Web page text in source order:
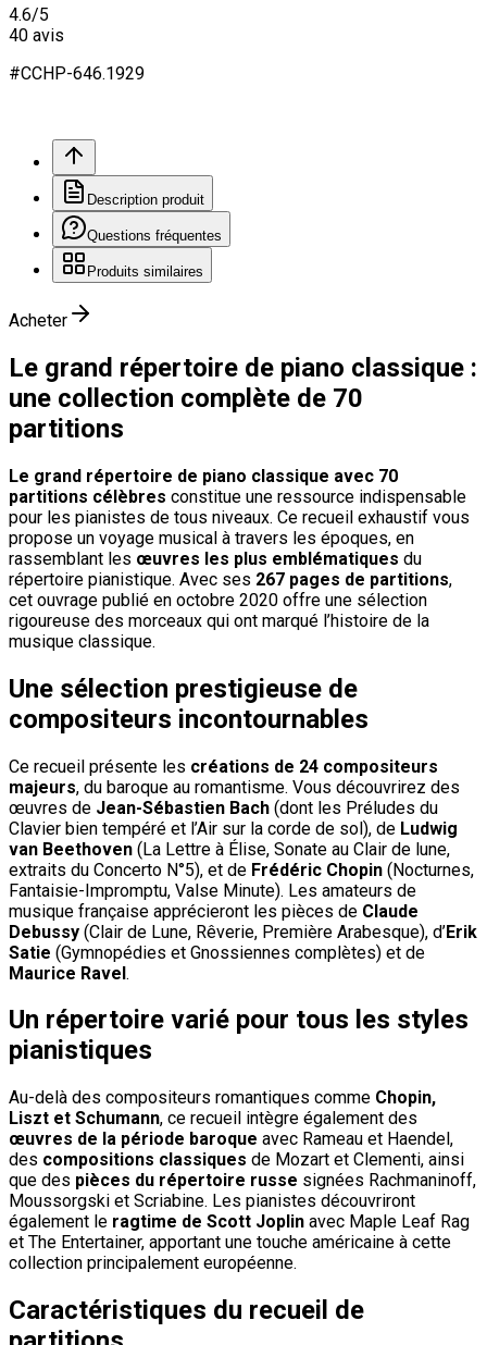
4.6/5
40 avis
#CCHP-646.1929
Description produit
Questions fréquentes
Produits similaires
Acheter
Le grand répertoire de piano classique :
une collection complète de 70
partitions
Le grand répertoire de piano classique avec 70
partitions célèbres constitue une ressource indispensable
pour les pianistes de tous niveaux. Ce recueil exhaustif vous
propose un voyage musical à travers les époques, en
rassemblant les œuvres les plus emblématiques du
répertoire pianistique. Avec ses 267 pages de partitions,
cet ouvrage publié en octobre 2020 offre une sélection
rigoureuse des morceaux qui ont marqué l’histoire de la
musique classique.
Une sélection prestigieuse de
compositeurs incontournables
Ce recueil présente les créations de 24 compositeurs
majeurs, du baroque au romantisme. Vous découvrirez des
œuvres de Jean-Sébastien Bach (dont les Préludes du
Clavier bien tempéré et l’Air sur la corde de sol), de Ludwig
van Beethoven (La Lettre à Élise, Sonate au Clair de lune,
extraits du Concerto N°5), et de Frédéric Chopin (Nocturnes,
Fantaisie-Impromptu, Valse Minute). Les amateurs de
musique française apprécieront les pièces de Claude
Debussy (Clair de Lune, Rêverie, Première Arabesque), d’Erik
Satie (Gymnopédies et Gnossiennes complètes) et de
Maurice Ravel.
Un répertoire varié pour tous les styles
pianistiques
Au-delà des compositeurs romantiques comme Chopin,
Liszt et Schumann, ce recueil intègre également des
œuvres de la période baroque avec Rameau et Haendel,
des compositions classiques de Mozart et Clementi, ainsi
que des pièces du répertoire russe signées Rachmaninoff,
Moussorgski et Scriabine. Les pianistes découvriront
également le ragtime de Scott Joplin avec Maple Leaf Rag
et The Entertainer, apportant une touche américaine à cette
collection principalement européenne.
Caractéristiques du recueil de